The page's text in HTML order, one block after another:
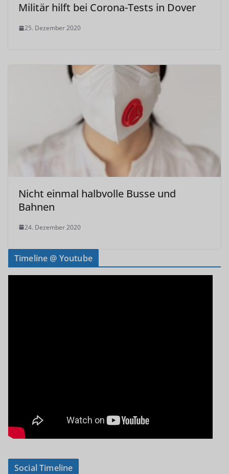
Militär hilft bei Corona-Tests in Dover
25. Dezember 2020
Nicht einmal halbvolle Busse und
Bahnen
24. Dezember 2020
Timeline @ Youtube
Social Timeline